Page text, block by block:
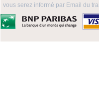
vous serez informé par Email du